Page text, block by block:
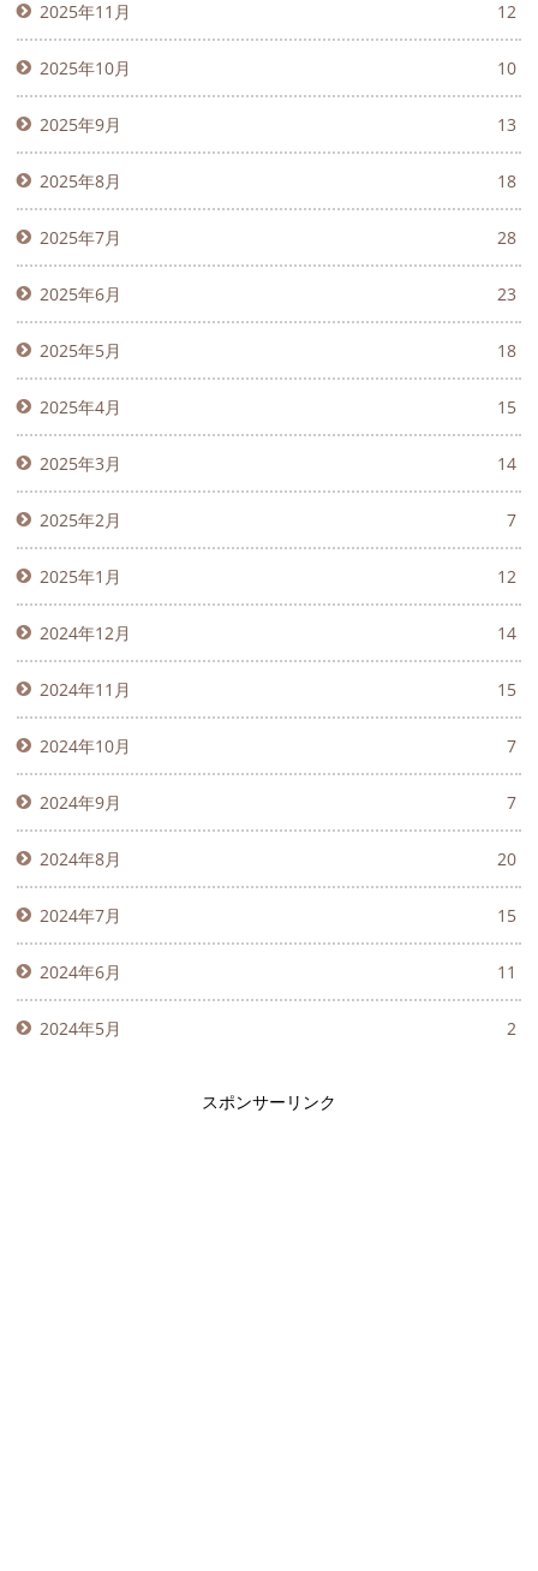
2025年11月 12
2025年10月 10
2025年9月 13
2025年8月 18
2025年7月 28
2025年6月 23
2025年5月 18
2025年4月 15
2025年3月 14
2025年2月 7
2025年1月 12
2024年12月 14
2024年11月 15
2024年10月 7
2024年9月 7
2024年8月 20
2024年7月 15
2024年6月 11
2024年5月 2
スポンサーリンク